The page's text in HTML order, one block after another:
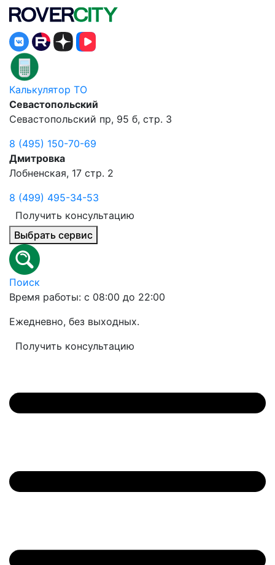
Калькулятор ТО
Севастопольский
Севастопольский пр, 95 б, стр. 3
8 (495) 150-70-69
Дмитровка
Лобненская, 17 стр. 2
8 (499) 495-34-53
Получить консультацию
Выбрать сервис
Поиск
Время работы: с 08:00 до 22:00
Ежедневно, без выходных.
Получить консультацию